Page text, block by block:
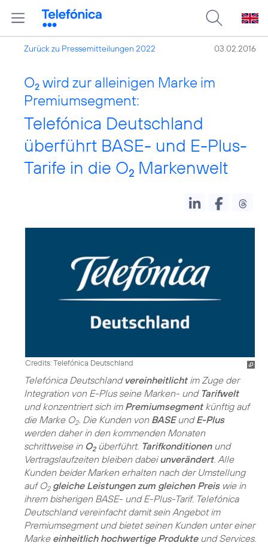
Zurück zu Pressemitteilungen 2022 03.02.2016
O2 wird zur alleinigen Marke im
Premiumsegment:
Telefónica Deutschland
überführt BASE- und E-Plus-
Tarife in die O2 Markenwelt
Credits: Telefónica Deutschland
Telefónica Deutschland vereinheitlichtim Zuge der
Integration von E-Plus seine Marken- und Tarifwelt
und konzentriert sich im Premiumsegmentkünftig auf
die Marke O2. Die Kunden von BASEundE-Plus
werden daher in den kommenden Monaten
schrittweise in O2überführt. Tarifkonditionenund
Vertragslaufzeiten bleiben dabeiunverändert. Alle
Kunden beider Marken erhalten nach der Umstellung
auf O2 gleiche Leistungen zum gleichen Preiswie in
ihrem bisherigen BASE- und E-Plus-Tarif. Telefónica
Deutschland vereinfacht damit sein Angebot im
Premiumsegment und bietet seinen Kunden unter einer
Marke einheitlich hochwertige Produkteund Services.